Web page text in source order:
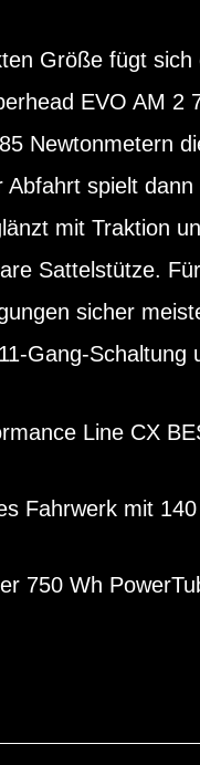
Größe fügt
EVO AM 2
Newtonmetern
Abfahrt spielt
mit Traktion
Sattelstütze.
sicher
Gang-
Line CX
Fahrwerk mit
750 Wh